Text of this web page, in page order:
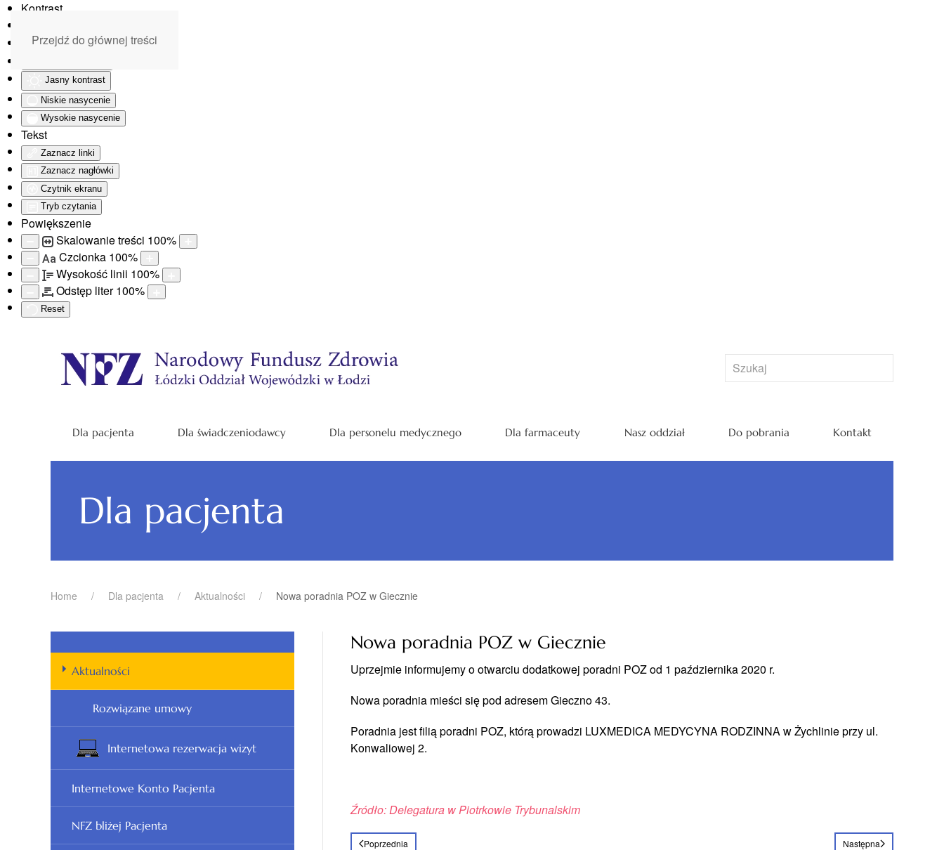
Kontrast
Monochromatyczny
Jasny kontrast
Niskie nasycenie
Wysokie nasycenie
Tekst
Zaznacz linki
Zaznacz nagłówki
Czytnik ekranu
Tryb czytania
Powiększenie
Skalowanie treści 100%
Aa Czcionka 100%
Wysokość linii 100%
Odstęp liter100%
Reset
Przejdź do głównej treści
Dla pacjenta Dla świadczeniodawcy Dla personelu medycznego Dla farmaceuty Nasz oddział Do pobrania Kontakt
Dla pacjenta
Home Dla pacjenta Aktualności Nowa poradnia POZ w Giecznie
Nowa poradnia POZ w Giecznie
Uprzejmie informujemy o otwarciu dodatkowej poradni POZ od 1 października 2020 r.
Nowa poradnia mieści się pod adresem Gieczno 43.
Poradnia jest filią poradni POZ, którą prowadzi LUXMEDICA MEDYCYNA RODZINNA w Żychlinie przy ul.
Konwaliowej 2.
Źródło: Delegatura w Piotrkowie Trybunalskim
Poprzednia Następna
Aktualności
Rozwiązane umowy
Internetowa rezerwacja wizyt
Internetowe Konto Pacjenta
NFZ bliżej Pacjenta